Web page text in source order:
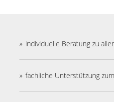
individuelle Beratung zu
fachliche Unterstützung